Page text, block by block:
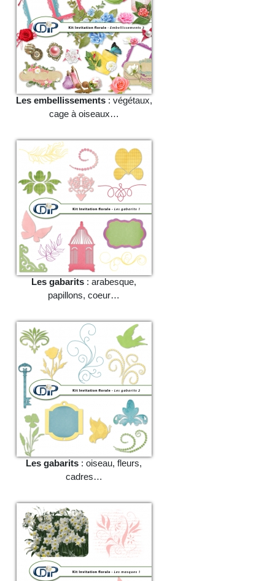
Les embellissements: végétaux,
cage à oiseaux…
Les gabarits : arabesque,
papillons, coeur…
Les gabarits : oiseau, fleurs,
cadres…